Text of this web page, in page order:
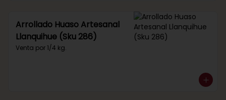
Arrollado Huaso Artesanal
Llanquihue (Sku 286)
Venta por 1/4 kg.